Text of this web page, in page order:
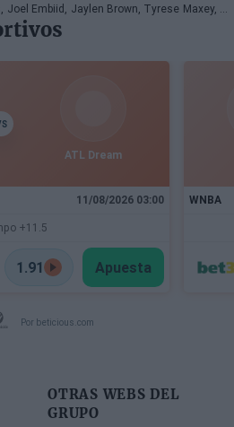
Joel Embiid, Jaylen Brown, Tyrese Maxey, VJ
Anfernee Simons y compañía
ATL Dream
11/08/2026 03:00
+11.5
1.91 Apuesta
WNBA
Por beticious.com
OTRAS WEBS DEL
GRUPO